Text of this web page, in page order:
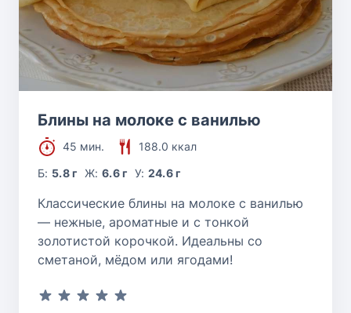
Блины на молоке с ванилью
45 мин.
188.0 ккал
Б: 5.8 г Ж: 6.6 г У: 24.6 г
Классические блины на молоке с ванилью
— нежные, ароматные и с тонкой
золотистой корочкой. Идеальны со
сметаной, мёдом или ягодами!